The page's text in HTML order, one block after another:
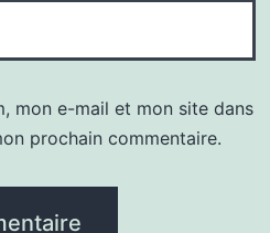
mon e-mail et mon site dans
prochain commentaire.